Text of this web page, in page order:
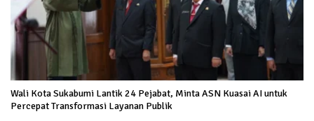
Wali Kota Sukabumi Lantik 24 Pejabat, Minta ASN Kuasai AI untuk
Percepat Transformasi Layanan Publik